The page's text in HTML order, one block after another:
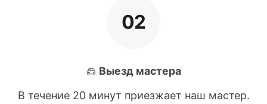
02
Выезд мастера
В течение 20 минут приезжает наш мастер.